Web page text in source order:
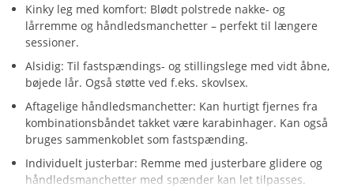
Kinky leg med komfort: Blødt polstrede nakke- og
lårremme og håndledsmanchetter – perfekt til længere
sessioner.
Alsidig: Til fastspændings- og stillingslege med vidt åbne,
bøjede lår. Også støtte ved f.eks. skovlsex.
Aftagelige håndledsmanchetter: Kan hurtigt fjernes fra
kombinationsbåndet takket være karabinhager. Kan også
bruges sammenkoblet som fastspænding.
Individuelt justerbar: Remme med justerbare glidere og
håndledsmanchetter med spænder kan let tilpasses.